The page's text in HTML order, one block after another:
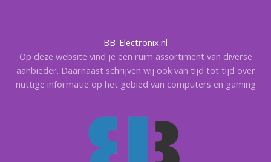
BB-Electronix.nl
Op deze website vind je een ruim assortiment van diverse
aanbieder. Daarnaast schrijven wij ook van tijd tot tijd over
nuttige informatie op het gebied van computers en gaming